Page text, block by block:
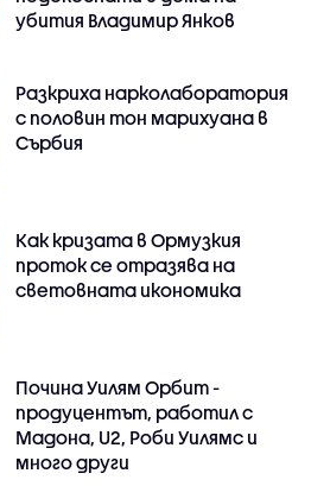
убития Владимир Янков
Разкриха нарколаборатория
с половин тон марихуана в
Сърбия
Как кризата в Ормузкия
проток се отразява на
световната икономика
Почина Уилям Орбит -
продуцентът, работил с
Мадона, U2, Роби Уилямс и
много други